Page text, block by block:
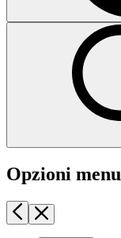
Opzioni menu